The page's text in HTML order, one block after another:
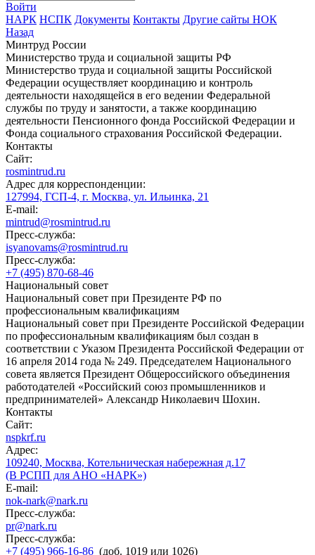
Войти
НАРК НСПК Документы Контакты Другие сайты НОК
Назад
Минтруд России
Министерство труда и социальной защиты РФ
Министерство труда и социальной защиты Российской
Федерации осуществляет координацию и контроль
деятельности находящейся в его ведении Федеральной
службы по труду и занятости, а также координацию
деятельности Пенсионного фонда Российской Федерации и
Фонда социального страхования Российской Федерации.
Контакты
Сайт:
rosmintrud.ru
Адрес для корреспонденции:
127994, ГСП-4, г. Москва, ул. Ильинка, 21
E-mail:
mintrud@rosmintrud.ru
Пресс-служба:
isyanovams@rosmintrud.ru
Пресс-служба:
+7 (495) 870-68-46
Национальный совет
Национальный совет при Президенте РФ по
профессиональным квалификациям
Национальный совет при Президенте Российской Федерации
по профессиональным квалификациям был создан в
соответствии с Указом Президента Российской Федерации от
16 апреля 2014 года № 249. Председателем Национального
совета является Президент Общероссийского объединения
работодателей «Российский союз промышленников и
предпринимателей» Александр Николаевич Шохин.
Контакты
Сайт:
nspkrf.ru
Адрес:
109240, Москва, Котельническая набережная д.17
(В РСПП для АНО «НАРК»)
E-mail:
nok-nark@nark.ru
Пресс-служба:
pr@nark.ru
Пресс-служба:
+7 (495) 966-16-86 (доб. 1019 или 1026)